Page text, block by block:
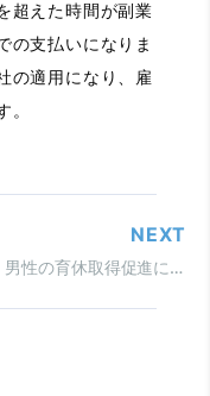
超えた時間が副業
の支払いになりま
の適用になり、雇
NEXT
男性の育休取得促進について